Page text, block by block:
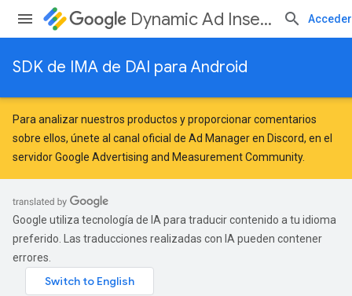
Dynamic Ad Insertion Acceder
SDK de IMA de DAI para Android
Para analizar nuestros productos y proporcionar comentarios
sobre ellos, únete al canal oficial de Ad Manager en Discord, en el
servidorGoogle Advertising and Measurement Community.
Google utiliza tecnología de IA para traducir contenido a tu idioma
preferido. Las traducciones realizadas con IA pueden contener
errores.